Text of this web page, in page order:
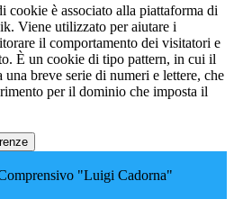
cookie è associato alla piattaforma di
Viene utilizzato per aiutare i
il comportamento dei visitatori e
È un cookie di tipo pattern, in cui il
una breve serie di numeri e lettere, che
per il dominio che imposta il
"Luigi Cadorna"